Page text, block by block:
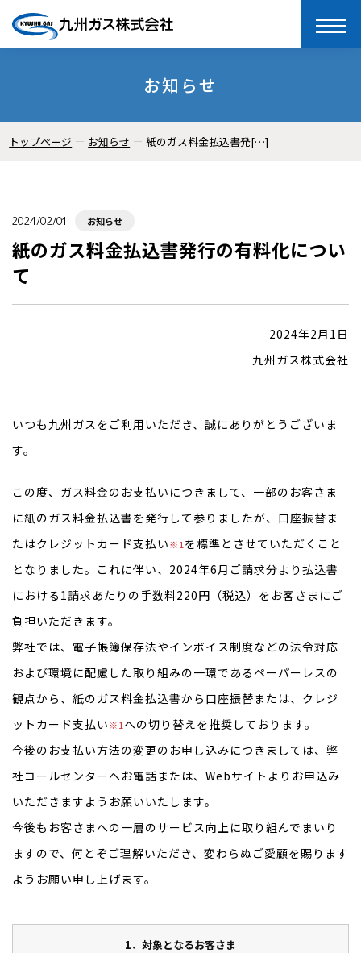
toggle
お知らせ
トップページ お知らせ 紙のガス料金払込書発[…]
2024/02/01 お知らせ
紙のガス料金払込書発行の有料化につい
て
2024年2月1日
九州ガス株式会社
いつも九州ガスをご利用いただき、誠にありがとうございま
す。
この度、ガス料金のお支払いにつきまして、一部のお客さま
に紙のガス料金払込書を発行して参りましたが、口座振替ま
たはクレジットカード支払い※1 を標準とさせていただくこと
となりました。これに伴い、2024年6月ご請求分より払込書
における1請求あたりの手数料220円 （税込）をお客さまにご
負担いただきます。
弊社では、電子帳簿保存法やインボイス制度などの法令対応
および環境に配慮した取り組みの一環であるペーパーレスの
観点から、紙のガス料金払込書から口座振替または、クレジ
ットカード支払い※1 への切り替えを推奨しております。
今後のお支払い方法の変更のお申し込みにつきましては、弊
社コールセンターへお電話または、Webサイトよりお申込み
いただきますようお願いいたします。
今後もお客さまへの一層のサービス向上に取り組んでまいり
ますので、何とぞご理解いただき、変わらぬご愛顧を賜ります
ようお願い申し上げます。
1．対象となるお客さま